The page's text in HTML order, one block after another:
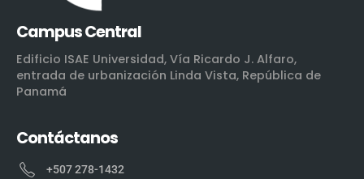
Campus Central
Edificio ISAE Universidad, Vía Ricardo J. Alfaro,
entrada de urbanización Linda Vista, República de
Panamá
Contáctanos
+507 278-1432